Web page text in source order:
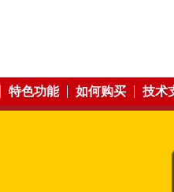
特色功能 如何购买 技术